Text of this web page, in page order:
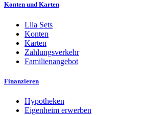
Konten und Karten
Lila Sets
Konten
Karten
Zahlungsverkehr
Familienangebot
Finanzieren
Hypotheken
Eigenheim erwerben